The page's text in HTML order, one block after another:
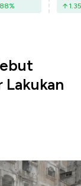
% 1.35
Lakukan